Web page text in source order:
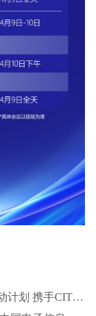
上一篇：深圳发布具身智能机器人产业行动计划 携手CITE2025加速全球科技布局